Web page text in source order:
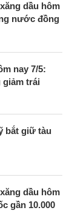
dầu hôm
nước đồng
nay 7/5:
trái
bắt giữ tàu
dầu hôm
gần 10.000